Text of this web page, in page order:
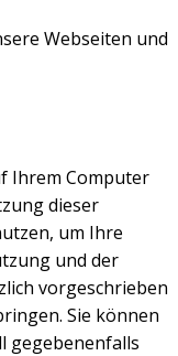
Webseiten und
Ihrem Computer
dieser
um Ihre
und der
vorgeschrieben
Sie können
gegebenenfalls